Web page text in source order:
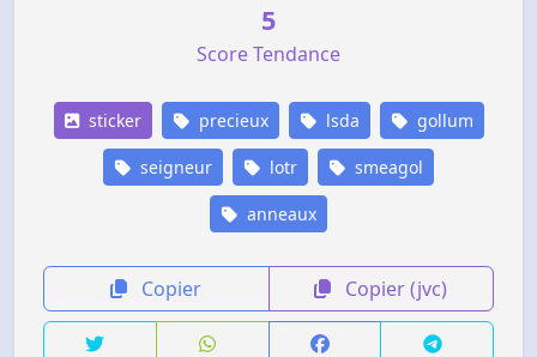
5
Score Tendance
sticker precieux lsda gollum
seigneur lotr smeagol
anneaux
Copier Copier (jvc)